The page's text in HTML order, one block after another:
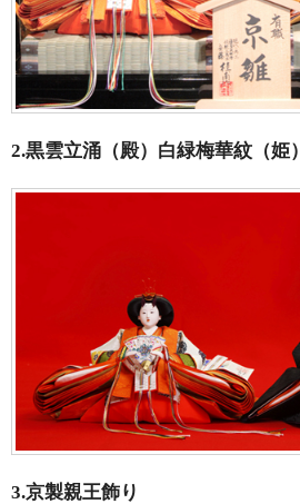
2.黒雲立涌（殿）白緑梅華紋（姫）
3.京製親王飾り